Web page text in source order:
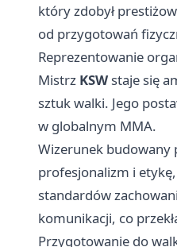
który zdobył
od przygotowań
Reprezentowanie
Mistrz KSW staje się
sztuk walki. Jego
w globalnym MMA.
Wizerunek budowany
profesjonalizm i
standardów
komunikacji, co
Przygotowanie do